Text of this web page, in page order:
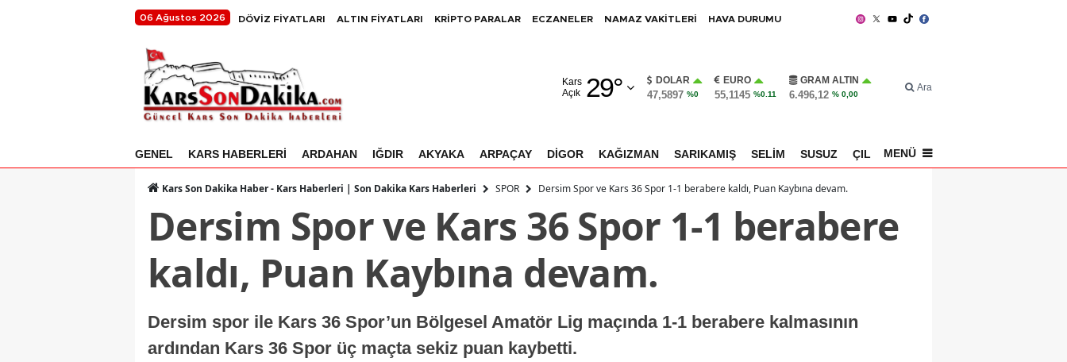
06 Ağustos 2026 DÖVİZ FİYATLARI ALTIN FİYATLARI KRİPTO PARALAR ECZANELER NAMAZ VAKİTLERİ HAVA DURUMU
Kars
Açık 29°
Adıyaman
Ankara
Antalya
Artvin
DOLAR
47,5897 %0
EURO
55,1145 %0.11
GRAM ALTIN
6.496,12 % 0,00
Ara
GENEL KARS HABERLERİ ARDAHAN IĞDIR AKYAKA ARPAÇAY DİGOR KAĞIZMAN SARIKAMIŞ SELİM SUSUZ ÇILDIR SPOR
MENÜ
Kars Son Dakika Haber - Kars Haberleri | Son Dakika Kars Haberleri SPOR Dersim Spor ve Kars 36 Spor 1-1 berabere kaldı, Puan Kaybına devam.
Dersim Spor ve Kars 36 Spor 1-1 berabere
kaldı, Puan Kaybına devam.
Dersim spor ile Kars 36 Spor’un Bölgesel Amatör Lig maçında 1-1 berabere kalmasının
ardından Kars 36 Spor üç maçta sekiz puan kaybetti.